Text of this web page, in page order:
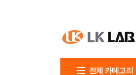
전체 카테고리